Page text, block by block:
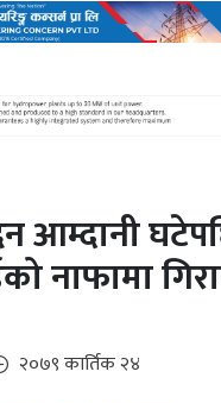
आम्दानी
नाफामा
२०७९ कार्तिक २४